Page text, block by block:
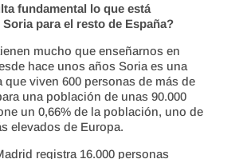
fundamental lo que está
para el resto de España?
mucho que enseñarnos en
hace unos años Soria es una
que viven 600 personas de más de
una población de unas 90.000
un 0,66% de la población, uno de
elevados de Europa.
registra 16.000 personas